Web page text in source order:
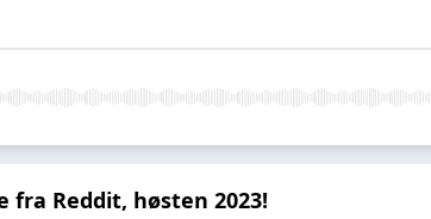
fra Reddit, høsten 2023!